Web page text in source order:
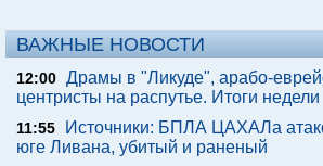
ВАЖНЫЕ НОВОСТИ
12:00 Драмы в "Ликуде", арабо-
центристы на распутье. Итоги недели
11:55
Источники: БПЛА ЦАХАЛа
юге Ливана, убитый и раненый